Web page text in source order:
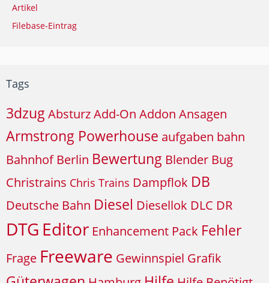
Artikel
Filebase-Eintrag
Tags
3dzug AbsturzAdd-On Addon Ansagen
Armstrong Powerhouse aufgaben bahn
Bahnhof Berlin Bewertung Blender Bug
Christrains Chris Trains Dampflok DB
Deutsche Bahn Diesel Diesellok DLC DR
DTG Editor Enhancement Pack Fehler
Frage Freeware Gewinnspiel Grafik